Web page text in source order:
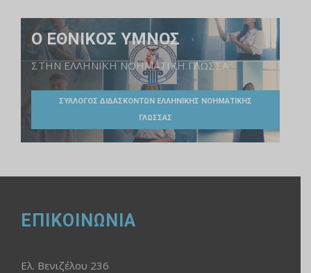
Ο ΕΘΝΙΚΟΣ ΥΜΝΟΣ
ΣΤΗΝ ΕΛΛΗΝΙΚΗ ΝΟΗΜΑΤΙΚΗ ΓΛΩΣΣΑ
ΣΥΛΛΟΓΟΣ ΔΙΔΑΣΚΟΝΤΩΝ ΕΛΛΗΝΙΚΗΣ ΝΟΗΜΑΤΙΚΗΣ
ΓΛΩΣΣΑΣ
ΕΠΙΚΟΙΝΩΝΙΑ
Ελ. Βενιζέλου 236